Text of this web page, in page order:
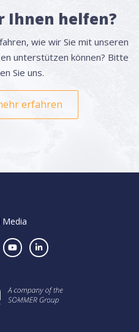
Ihnen helfen?
wie wir Sie mit unseren
unterstützen können? Bitte
Sie uns.
erfahren
Media